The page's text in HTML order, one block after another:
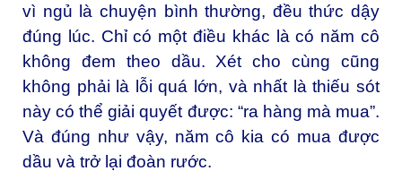
vì ngủ là chuyện bình thường, đều thức dậy
đúng lúc. Chỉ có một điều khác là có năm cô
không đem theo dầu. Xét cho cùng cũng
không phải là lỗi quá lớn, và nhất là thiếu sót
này có thể giải quyết được: “ra hàng mà mua”.
Và đúng như vậy, năm cô kia có mua được
dầu và trở lại đoàn rước.